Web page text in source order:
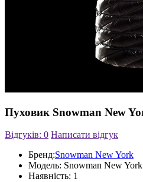
Пуховик Snowman New
Відгуків: 0 Написати відгук
Бренд:Snowman New York
Модель: Snowman New
Наявність: 1